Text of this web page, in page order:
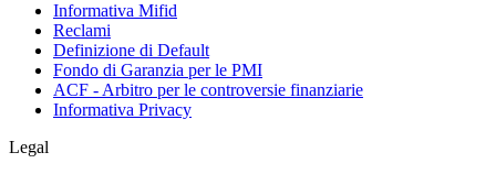
Informativa Mifid
Reclami
Definizione di Default
Fondo di Garanzia per le PMI
ACF - Arbitro per le controversie finanziarie
Informativa Privacy
Legal